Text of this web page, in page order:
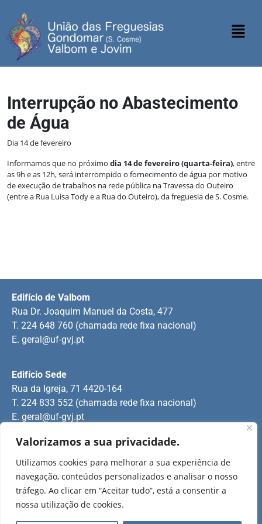
Valorizamos a sua privacidade.
Utilizamos cookies para melhorar a sua experiência de
navegação, conteúdos personalizados e analisar o nosso
tráfego. Ao clicar em “Aceitar tudo”, está a consentir a
nossa utilização de cookies.
Interrupção no Abastecimento
de Água
Dia 14 de fevereiro
Informamos que no próximo dia 14 de fevereiro (quarta-feira), entre
as 9h e as 12h, será interrompido o fornecimento de água por motivo
de execução de trabalhos na rede pública na Travessa do Outeiro
(entre a Rua Luisa Tody e a Rua do Outeiro), da freguesia de S. Cosme.
Rua Manuel Pinto Martins
T. 224 509 703 (chamada rede fixa nacional)
E.geral@uf-gvj.pt
Edifício Sede
Rua da Igreja, 71 4420-164
T. 224 833 552 (chamada rede fixa nacional)
E. geral@uf-gvj.pt
Edifício de Valbom
Rua Dr. Joaquim Manuel da Costa, 477
T. 224 648 760 (chamada rede fixa nacional)
E. geral@uf-gvj.pt